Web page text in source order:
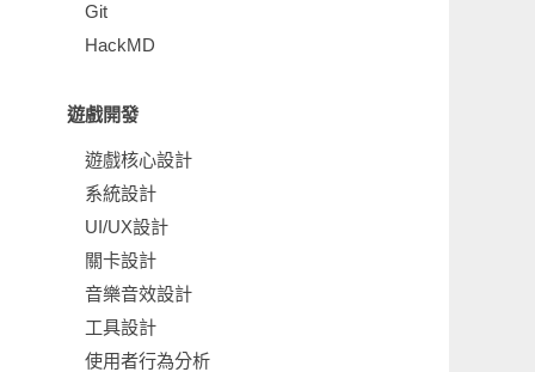
Git
HackMD
遊戲開發
遊戲核心設計
系統設計
UI/UX設計
關卡設計
音樂音效設計
工具設計
使用者行為分析